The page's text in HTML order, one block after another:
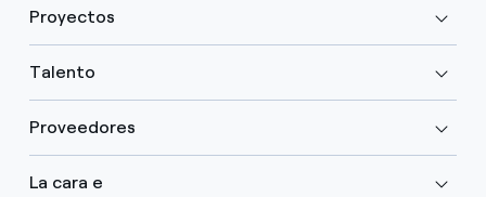
Proyectos
Talento
Proveedores
La cara e